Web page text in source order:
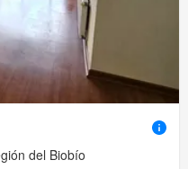
del Biobío